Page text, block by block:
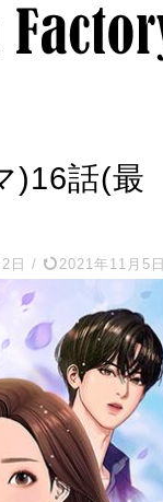
)16話(最
日 / 2021年11月5日